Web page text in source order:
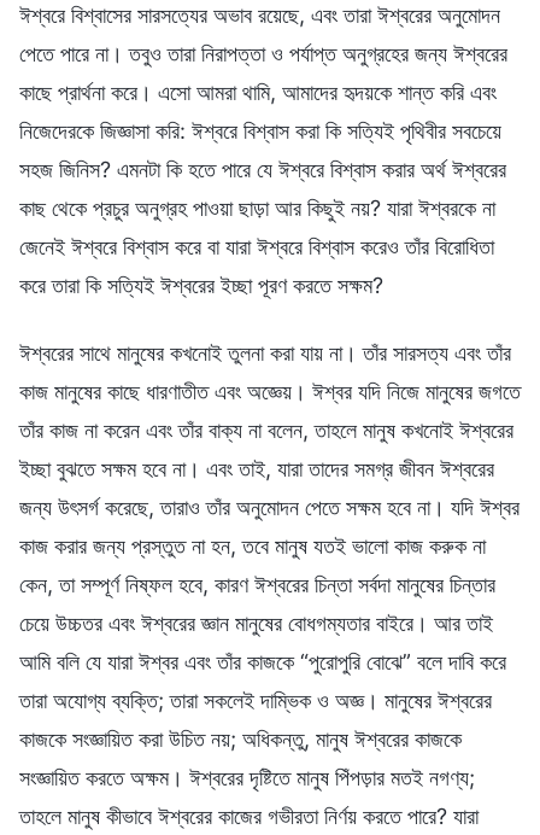
ঈশ্বরে বিশ্বাসের সারসত্যের অভাব রয়েছে, এবং তারা ঈশ্বরের অনুমোদন
পেতে পারে না। তবুও তারা নিরাপত্তা ও পর্যাপ্ত অনুগ্রহের জন্য ঈশ্বরের
কাছে প্রার্থনা করে। এসো আমরা থামি, আমাদের হৃদয়কে শান্ত করি এবং
নিজেদেরকে জিজ্ঞাসা করি: ঈশ্বরে বিশ্বাস করা কি সত্যিই পৃথিবীর সবচেয়ে
সহজ জিনিস? এমনটা কি হতে পারে যে ঈশ্বরে বিশ্বাস করার অর্থ ঈশ্বরের
কাছ থেকে প্রচুর অনুগ্রহ পাওয়া ছাড়া আর কিছুই নয়? যারা ঈশ্বরকে না
জেনেই ঈশ্বরে বিশ্বাস করে বা যারা ঈশ্বরে বিশ্বাস করেও তাঁর বিরোধিতা
করে তারা কি সত্যিই ঈশ্বরের ইচ্ছা পূরণ করতে সক্ষম?
ঈশ্বরের সাথে মানুষের কখনোই তুলনা করা যায় না। তাঁর সারসত্য এবং তাঁর
কাজ মানুষের কাছে ধারণাতীত এবং অজ্ঞেয়। ঈশ্বর যদি নিজে মানুষের জগতে
তাঁর কাজ না করেন এবং তাঁর বাক্য না বলেন, তাহলে মানুষ কখনোই ঈশ্বরের
ইচ্ছা বুঝতে সক্ষম হবে না। এবং তাই, যারা তাদের সমগ্র জীবন ঈশ্বরের
জন্য উৎসর্গ করেছে, তারাও তাঁর অনুমোদন পেতে সক্ষম হবে না। যদি ঈশ্বর
কাজ করার জন্য প্রস্তুত না হন, তবে মানুষ যতই ভালো কাজ করুক না
কেন, তা সম্পূর্ণ নিষ্ফল হবে, কারণ ঈশ্বরের চিন্তা সর্বদা মানুষের চিন্তার
চেয়ে উচ্চতর এবং ঈশ্বরের জ্ঞান মানুষের বোধগম্যতার বাইরে। আর তাই
আমি বলি যে যারা ঈশ্বর এবং তাঁর কাজকে “পুরোপুরি বোঝে” বলে দাবি করে
তারা অযোগ্য ব্যক্তি; তারা সকলেই দাম্ভিক ও অজ্ঞ। মানুষের ঈশ্বরের
কাজকে সংজ্ঞায়িত করা উচিত নয়; অধিকন্তু, মানুষ ঈশ্বরের কাজকে
সংজ্ঞায়িত করতে অক্ষম। ঈশ্বরের দৃষ্টিতে মানুষ পিঁপড়ার মতই নগণ্য;
তাহলে মানুষ কীভাবে ঈশ্বরের কাজের গভীরতা নির্ণয় করতে পারে? যারা